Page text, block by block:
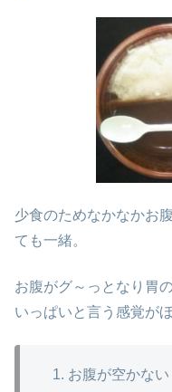
少食のためなかなかお
ても一緒。
お腹がグ～っとなり胃
いっぱいと言う感覚が
お腹が空かない